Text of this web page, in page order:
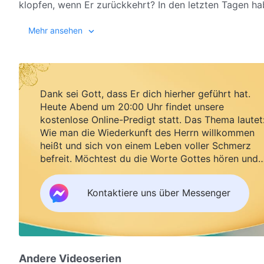
klopfen, wenn Er zurückkehrt? In den letzten Tagen
übernommen hat. Diese Nachricht hat die gesamte
Yang Aiguang, die Protagonistin des Films, glaubt
Ehemann, dass der Herr Jesus zurückgekehrt ist,
sind tief von den Worten des Allmächtigen Gottes
Täuschungen und Restriktionen der Pastoren und
Kirchedes Allmächtigen Gottes aus dem Haus.
Tür und lesen die Worte des Allmächtigen Gottes
Tage. Während dieser Zeit stört und behindert der
weiterhin. Doch durch das Hören der Worte des
gewinnt Unterscheidungsvermögen in Bezug auf die
Schließlich versteht sie, wie der Herr bei Seiner
klopft und wie wir Ihn willkommen heißen. Als der
Gottes und erkennt an, dass
Das Material ist teilweise entnommen aus:https://
Mehr ansehen
Dank sei Gott, dass Er dich hierher geführt hat.
Heute Abend um 20:00 Uhr findet unsere
kostenlose Online-Predigt statt. Das Thema lautet:
Wie man die Wiederkunft des Herrn willkommen
heißt und sich von einem Leben voller Schmerz
befreit. Möchtest du die Worte Gottes hören und
Kontaktiere uns über Messenger
Andere Videoserien